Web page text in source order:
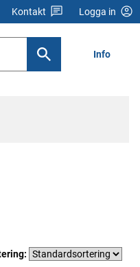
Kontakt Logga in
Info